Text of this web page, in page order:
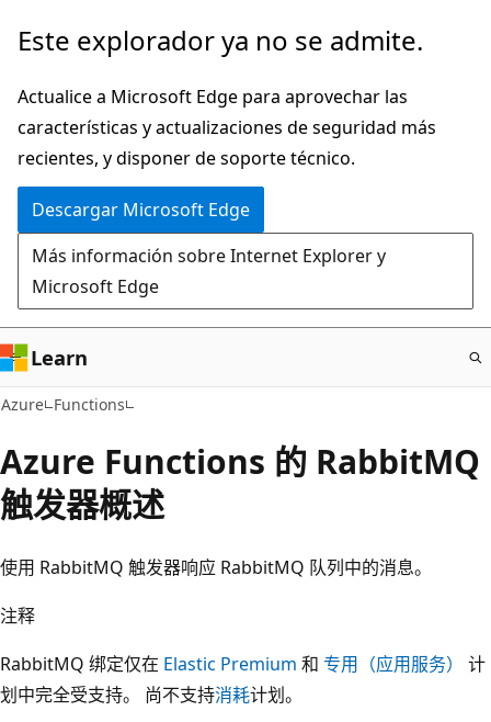
Ir
contenido
principal
Este explorador ya no se admite.
Actualice a Microsoft Edge para aprovechar las
características y actualizaciones de seguridad más
recientes, y disponer de soporte técnico.
Descargar Microsoft Edge
Más información sobre Internet Explorer y
Microsoft Edge
Learn
Azure Functions
Azure Functions 的 RabbitMQ
触发器概述
使用 RabbitMQ 触发器响应 RabbitMQ 队列中的消息。
注释
RabbitMQ 绑定仅在 Elastic Premium 和 专用（应用服务）
计
划中完全受支持。 尚不支持消耗计划。